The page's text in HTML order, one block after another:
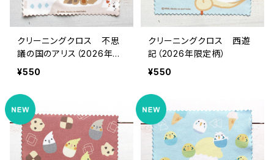
クリーニングクロス 不思
議の国のアリス（2026年限
定柄）
¥550
クリーニングクロス 西遊
記（2026年限定柄）
¥550